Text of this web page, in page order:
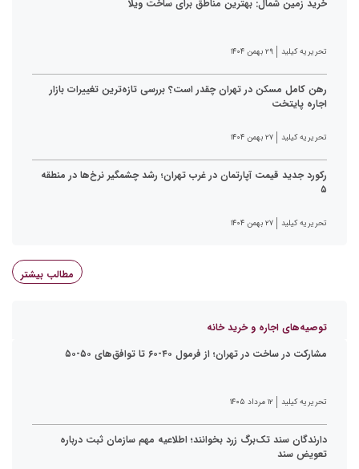
خرید زمین شمال: بهترین مناطق برای ساخت ویلا
تحریریه کیلید ۲۹ بهمن ۱۴۰۴
رهن کامل مسکن در تهران چقدر است؟ بررسی تازه‌ترین تغییرات بازار
اجاره پایتخت
تحریریه کیلید ۲۷ بهمن ۱۴۰۴
رکورد جدید قیمت آپارتمان در غرب تهران؛ رشد چشمگیر نرخ‌ها در منطقه
۵
تحریریه کیلید ۲۷ بهمن ۱۴۰۴
مطالب بیشتر
توصیه‌های اجاره و خرید خانه
مشارکت در ساخت در تهران؛ از فرمول ۴۰-۶۰ تا توافق‌های ۵۰-۵۰
تحریریه کیلید ۱۲ مرداد ۱۴۰۵
دارندگان سند تک‌برگ زرد بخوانند؛ اطلاعیه مهم سازمان ثبت درباره
تعویض سند